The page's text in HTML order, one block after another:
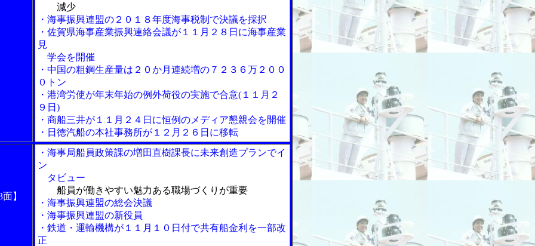
減少
・海事振興連盟の２０１８年度海事税制で決議を採択
・佐賀県海事産業振興連絡会議が１１月２８日に海事産業
見
学会を開催
・中国の粗鋼生産量は２０か月連続増の７２３６万２００
０トン
・港湾労使が年末年始の例外荷役の実施で合意(１１月２
９日)
・商船三井が１１月２４日に恒例のメディア懇親会を開催
・日徳汽船の本社事務所が１２月２６日に移転
】
・海事局船員政策課の増田直樹課長に未来創造プランでイ
ン
タビュー
船員が働きやすい魅力ある職場づくりが重要
・海事振興連盟の総会決議
・海事振興連盟の新役員
・鉄道・運輸機構が１１月１０日付で共有船金利を一部改
正